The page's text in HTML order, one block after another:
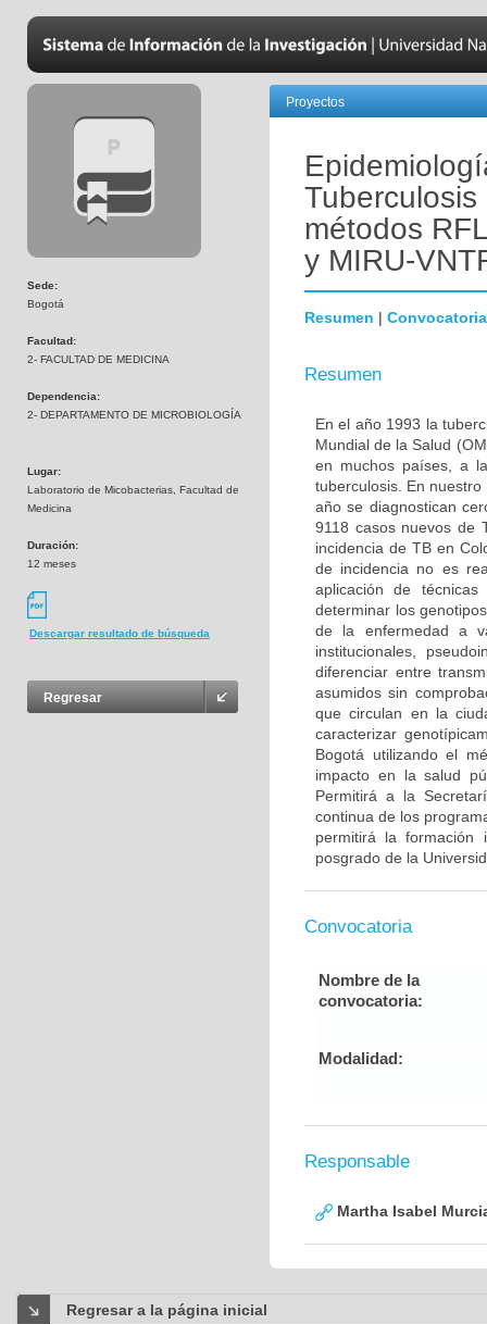
Sede:
Bogotá
Facultad:
2- FACULTAD DE MEDICINA
Dependencia:
2- DEPARTAMENTO DE MICROBIOLOGÍA
Lugar:
Laboratorio de Micobacterias, Facultad de
Medicina
Duración:
12 meses
Descargar resultado de búsqueda
Regresar
Proyectos
métodos
y MIRU-
Resumen | Convocatoria
Resumen
En el año 1993 la
Mundial de la Salud
en muchos países, a
tuberculosis. En
año se diagnostican
9118 casos nuevos de
incidencia de TB en
de incidencia no es
aplicación de
determinar los
de la enfermedad a
institucionales,
diferenciar entre
asumidos sin
que circulan en la
caracterizar
Bogotá utilizando el
impacto en la salud
Permitirá a la
continua de los
permitirá la formación
posgrado de la
Convocatoria
Nombre de la
convocatoria:
Modalidad:
Responsable
Martha Isabel
Regresar a la página inicial